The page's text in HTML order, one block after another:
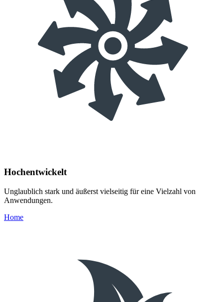
Hochentwickelt
Unglaublich stark und äußerst vielseitig für eine Vielzahl von
Anwendungen.
Home